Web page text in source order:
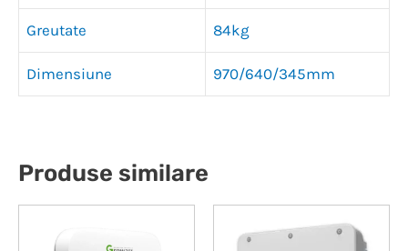
Greutate 84kg
Dimensiune 970/640/345mm
Produse similare